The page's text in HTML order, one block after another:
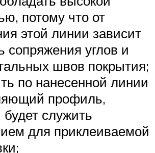
потому что от
этой линии зависит
сопряжения углов и
швов покрытия;
по нанесенной линии
профиль,
будет служить
для приклеиваемой